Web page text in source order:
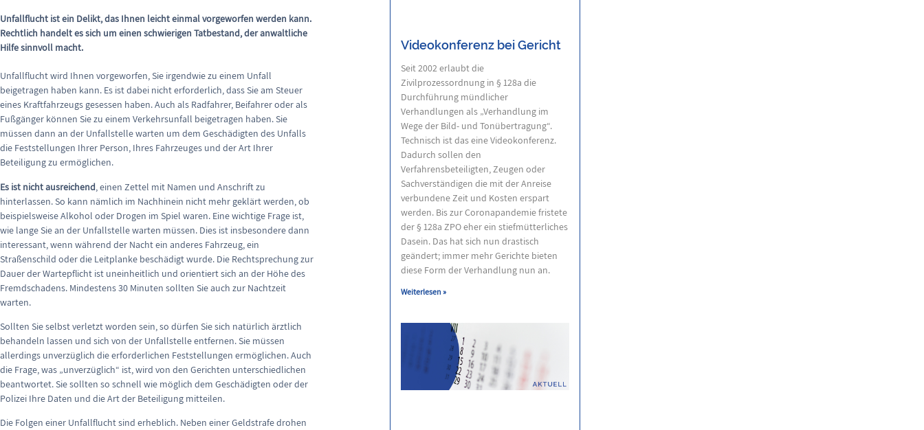
Unfallflucht ist ein Delikt, das Ihnen leicht einmal vorgeworfen werden kann.
Rechtlich handelt es sich um einen schwierigen Tatbestand, der anwaltliche
Hilfe sinnvoll macht.
Unfallflucht wird Ihnen vorgeworfen, Sie irgendwie zu einem Unfall
beigetragen haben kann. Es ist dabei nicht erforderlich, dass Sie am Steuer
eines Kraftfahrzeugs gesessen haben. Auch als Radfahrer, Beifahrer oder als
Fußgänger können Sie zu einem Verkehrsunfall beigetragen haben. Sie
müssen dann an der Unfallstelle warten um dem Geschädigten des Unfalls
die Feststellungen Ihrer Person, Ihres Fahrzeuges und der Art Ihrer
Beteiligung zu ermöglichen.
Es ist nicht ausreichend , einen Zettel mit Namen und Anschrift zu
hinterlassen. So kann nämlich im Nachhinein nicht mehr geklärt werden, ob
beispielsweise Alkohol oder Drogen im Spiel waren. Eine wichtige Frage ist,
wie lange Sie an der Unfallstelle warten müssen. Dies ist insbesondere dann
interessant, wenn während der Nacht ein anderes Fahrzeug, ein
Straßenschild oder die Leitplanke beschädigt wurde. Die Rechtsprechung zur
Dauer der Wartepflicht ist uneinheitlich und orientiert sich an der Höhe des
Fremdschadens. Mindestens 30 Minuten sollten Sie auch zur Nachtzeit
warten.
Sollten Sie selbst verletzt worden sein, so dürfen Sie sich natürlich ärztlich
behandeln lassen und sich von der Unfallstelle entfernen. Sie müssen
allerdings unverzüglich die erforderlichen Feststellungen ermöglichen. Auch
die Frage, was „unverzüglich“ ist, wird von den Gerichten unterschiedlichen
beantwortet. Sie sollten so schnell wie möglich dem Geschädigten oder der
Polizei Ihre Daten und die Art der Beteiligung mitteilen.
Die Folgen einer Unfallflucht sind erheblich. Neben einer Geldstrafe drohen
Videokonferenz bei Gericht
Seit 2002 erlaubt die
Zivilprozessordnung in § 128a die
Durchführung mündlicher
Verhandlungen als „Verhandlung im
Wege der Bild- und Tonübertragung“.
Technisch ist das eine Videokonferenz.
Dadurch sollen den
Verfahrensbeteiligten, Zeugen oder
Sachverständigen die mit der Anreise
verbundene Zeit und Kosten erspart
werden. Bis zur Coronapandemie fristete
der § 128a ZPO eher ein stiefmütterliches
Dasein. Das hat sich nun drastisch
geändert; immer mehr Gerichte bieten
diese Form der Verhandlung nun an.
Weiterlesen »